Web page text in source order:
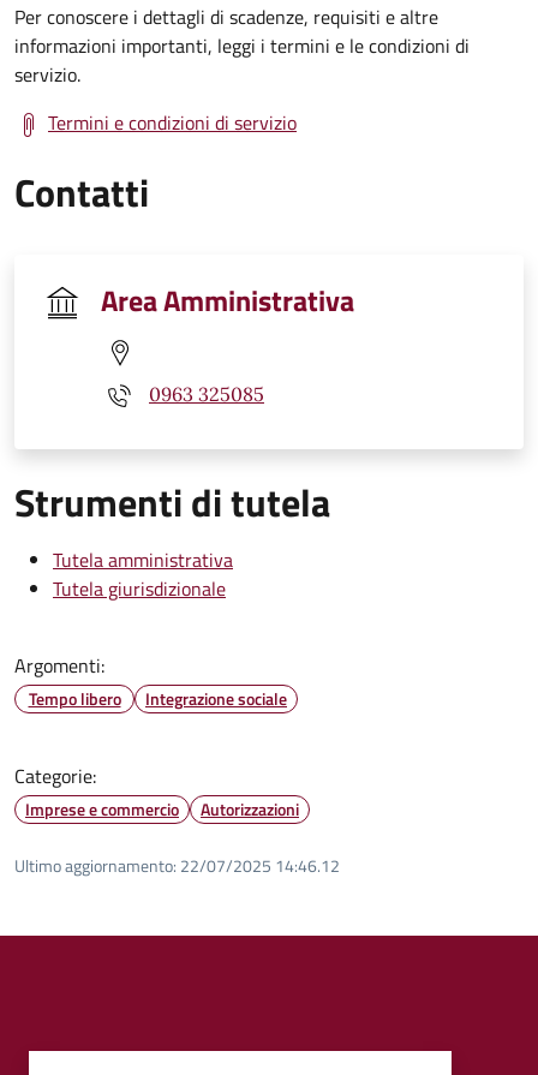
Per conoscere i dettagli di scadenze, requisiti e altre
informazioni importanti, leggi i termini e le condizioni di
servizio.
Termini e condizioni di servizio
Contatti
Area Amministrativa
0963 325085
Strumenti di tutela
Tutela amministrativa
Tutela giurisdizionale
Argomenti:
Tempo libero Integrazione sociale
Categorie:
Imprese e commercio Autorizzazioni
Ultimo aggiornamento: 22/07/2025 14:46.12